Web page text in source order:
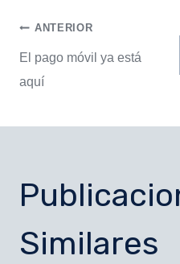
ANTERIOR
El pago móvil ya está
aquí
Similares